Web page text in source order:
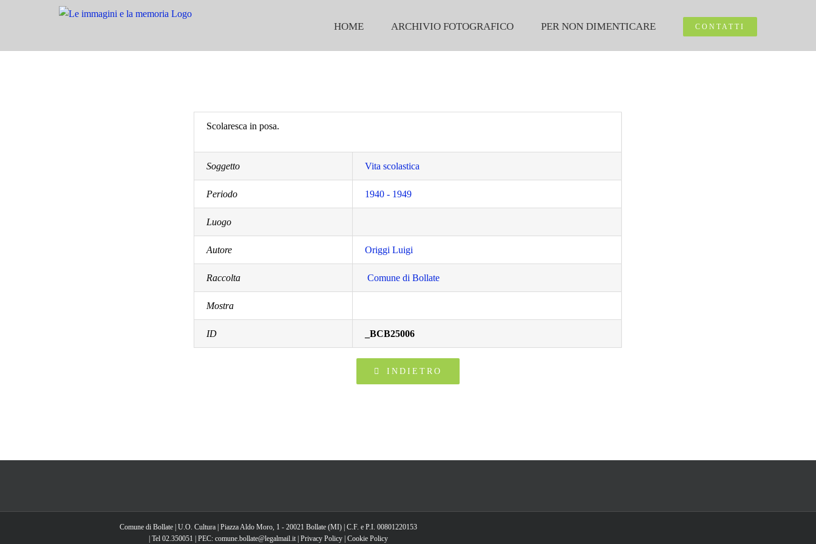
HOME ARCHIVIO FOTOGRAFICO PER NON DIMENTICARE CONTATTI
Scolaresca in posa.
Soggetto Vita scolastica
Periodo 1940 - 1949
Luogo
Autore Origgi Luigi
Raccolta Comune di Bollate
Mostra
ID _BCB25006
INDIETRO
Comune di Bollate | U.O. Cultura | Piazza Aldo Moro, 1 - 20021 Bollate (MI) | C.F. e P.I. 00801220153
| Tel 02.350051 | PEC: comune.bollate@legalmail.it | Privacy Policy Cookie Policy